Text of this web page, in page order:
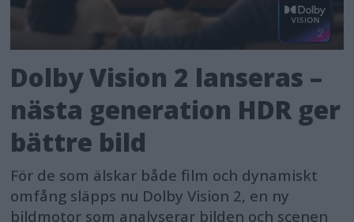
Dolby Vision 2 lanseras –
nästa generation HDR ger
bättre bild
För de som älskar både film och dynamiskt
omfång släpps nu Dolby Vision 2, en ny
bildmotor som analyserar bilden och scenen